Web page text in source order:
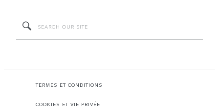
TERMES ET CONDITIONS
COOKIES ET VIE PRIVÉE